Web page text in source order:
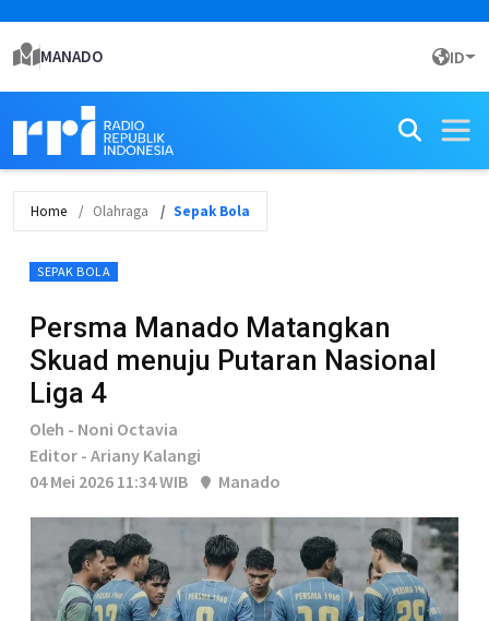
MANADO ID
Home Olahraga Sepak Bola
SEPAK BOLA
Persma Manado Matangkan
Skuad menuju Putaran Nasional
Liga 4
Oleh - Noni Octavia
Editor - Ariany Kalangi
04 Mei 2026 11:34 WIB
Manado